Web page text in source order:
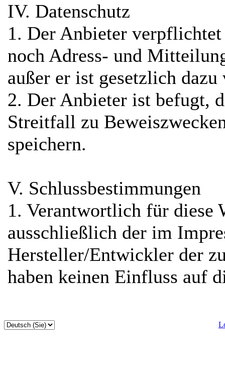
IV. Datenschutz
1. Der Anbieter
noch Adress- und
außer er ist gesetzlich
2. Der Anbieter ist befugt,
Streitfall zu
speichern.
V. Schlussbestimmungen
1. Verantwortlich für diese
ausschließlich der im
Hersteller/Entwickler der
haben keinen Einfluss auf